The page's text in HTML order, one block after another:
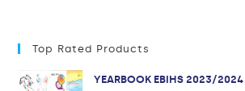
Top Rated Products
YEARBOOK EBIHS 2023/2024